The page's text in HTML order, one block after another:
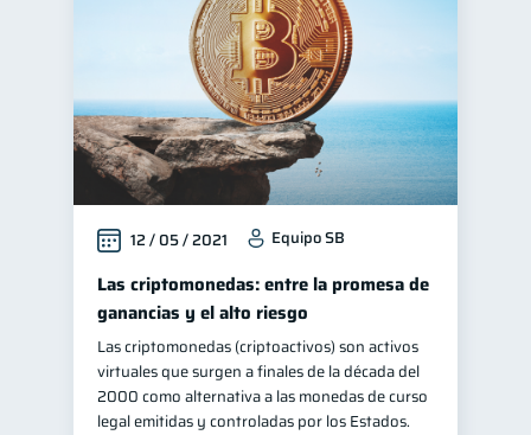
12 / 05 / 2021 Equipo SB
Las criptomonedas: entre la promesa de
ganancias y el alto riesgo
Las criptomonedas (criptoactivos) son activos
virtuales que surgen a finales de la década del
2000 como alternativa a las monedas de curso
legal emitidas y controladas por los Estados.